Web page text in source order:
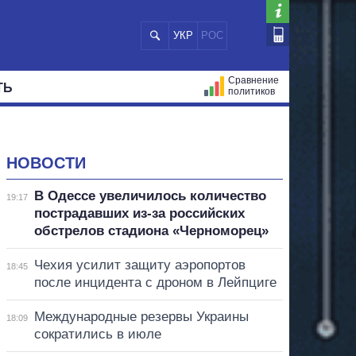
УКР РОС
Сравнение
политиков
НОВОСТИ
19:17
В Одессе увеличилось количество
пострадавших из-за российских
обстрелов стадиона «Черноморец»
18:45
Чехия усилит защиту аэропортов
после инцидента с дроном в Лейпциге
18:09
Международные резервы Украины
сократились в июле